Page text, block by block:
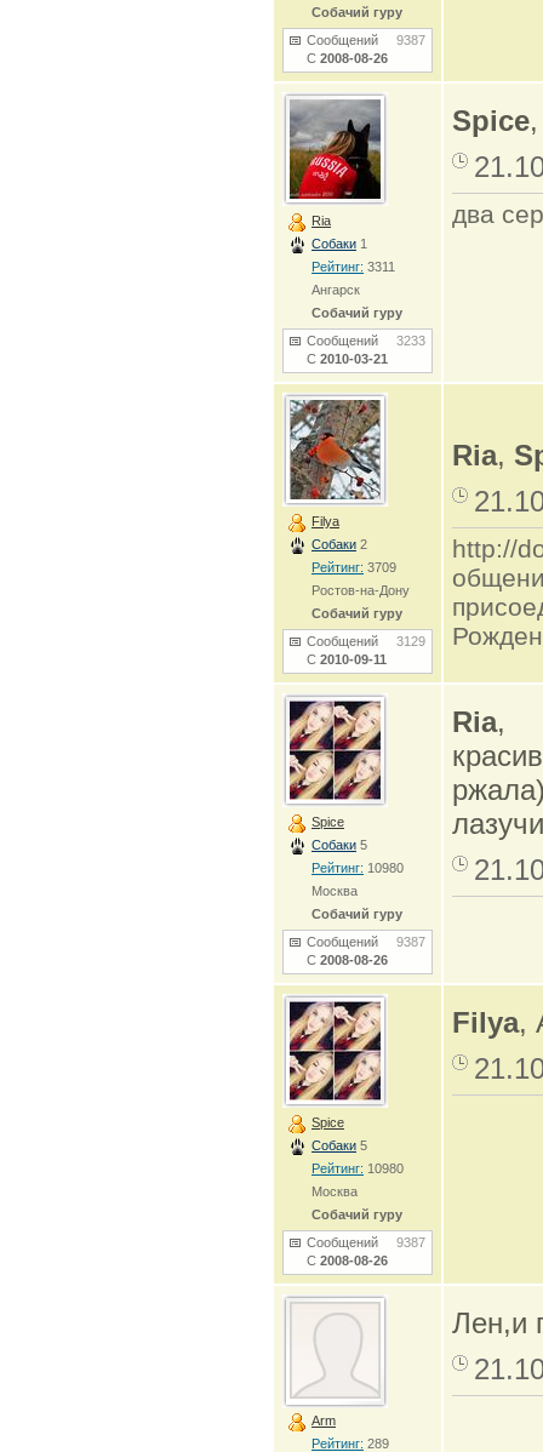
Собачий гуру
Сообщений 9387
С 2008-08-26
Ria
Собаки 1
Рейтинг: 3311
Ангарск
Собачий гуру
Сообщений 3233
С 2010-03-21
Spice
два
Filya
Собаки 2
Рейтинг: 3709
Ростов-на-Дону
Собачий гуру
Сообщений 3129
С 2010-09-11
Ria,
http://
Spice
Собаки 5
Рейтинг: 10980
Москва
Собачий гуру
Сообщений 9387
С 2008-08-26
Ria,
Spice
Собаки 5
Рейтинг: 10980
Москва
Собачий гуру
Сообщений 9387
С 2008-08-26
Filya,
Arm
Рейтинг: 289
Лен,и